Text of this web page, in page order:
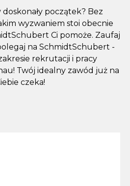
doskonały początek? Bez
wyzwaniem stoi obecnie
Ci pomoże. Zaufaj
na SchmidtSchubert -
rekrutacji i pracy
Twój idealny zawód już na
czeka!